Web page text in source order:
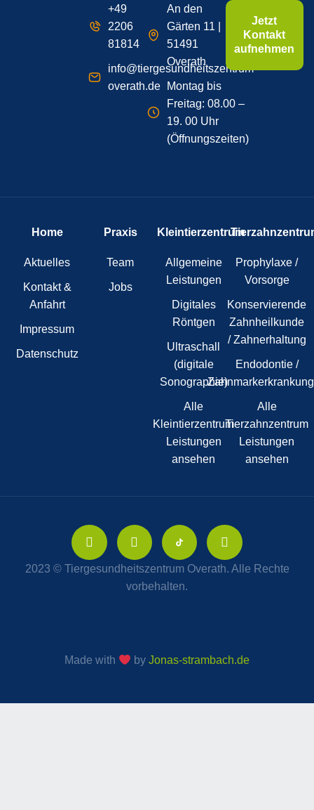
+49
2206
81814
info@tiergesundheitszentrum-
overath.de
An den
Gärten 11 |
51491
Overath
Montag bis
Freitag: 08.00 –
19. 00 Uhr
(Öffnungszeiten)
Jetzt
Kontakt
aufnehmen
Home
Aktuelles
Kontakt &
Anfahrt
Impressum
Datenschutz
Praxis
Team
Jobs
Kleintierzentrum
Allgemeine
Leistungen
Digitales
Röntgen
Ultraschall
(digitale
Sonographie)
Alle
Kleintierzentrum
Leistungen
ansehen
Prophylaxe /
Vorsorge
Konservierende
Zahnheilkunde
/ Zahnerhaltung
Endodontie /
Alle
Tierzahnzentrum
Leistungen
ansehen
2023 © Tiergesundheitszentrum Overath. Alle Rechte
vorbehalten.
Made with byJonas-strambach.de